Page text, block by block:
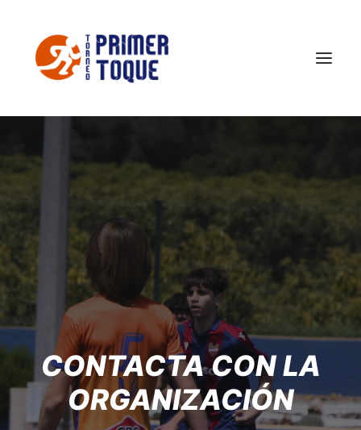
El Torneo
FOTOS TPT 2026
Contacto
CONTACTA CON LA
ORGANIZACIÓN